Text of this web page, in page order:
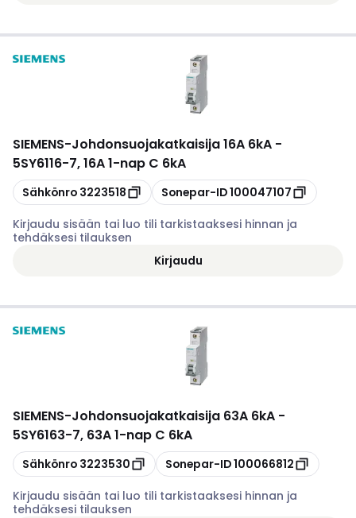
SIEMENS-Johdonsuojakatkaisija 16A 6kA -
5SY6116-7, 16A 1-nap C 6kA
Kopioi
Sähkönro 3223518 Kopioi
Sonepar-ID100047107
Kirjaudu sisään tai luo tili tarkistaaksesi hinnan ja
tehdäksesi tilauksen
Kirjaudu
SIEMENS-Johdonsuojakatkaisija 63A 6kA -
5SY6163-7, 63A 1-nap C 6kA
Kopioi
Sähkönro 3223530 Kopioi
Sonepar-ID100066812
Kirjaudu sisään tai luo tili tarkistaaksesi hinnan ja
tehdäksesi tilauksen